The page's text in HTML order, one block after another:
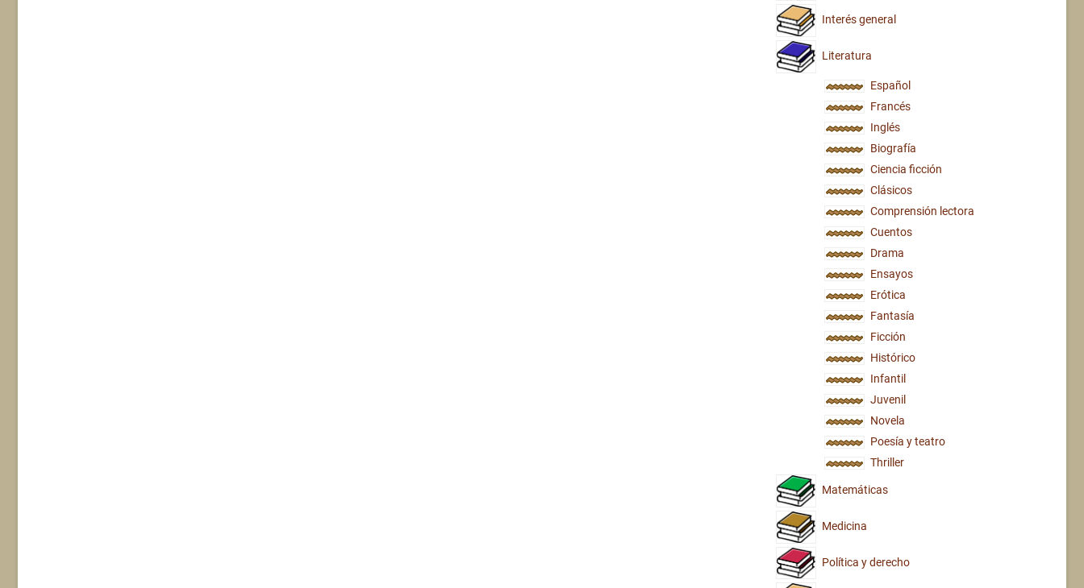
Interés general
Literatura
Español
Francés
Inglés
Biografía
Ciencia ficción
Clásicos
Comprensión lectora
Cuentos
Drama
Ensayos
Erótica
Fantasía
Ficción
Histórico
Infantil
Juvenil
Novela
Poesía y teatro
Thriller
Matemáticas
Medicina
Política y derecho